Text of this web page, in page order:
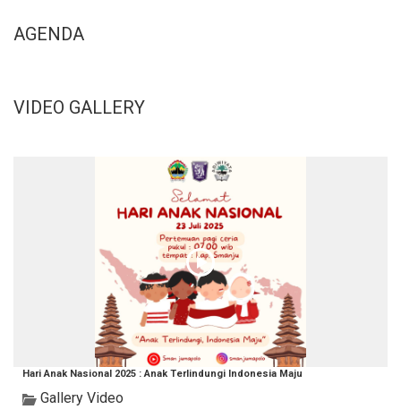
AGENDA
VIDEO GALLERY
Hari Anak Nasional 2025 : Anak Terlindungi Indonesia Maju
Gallery Video